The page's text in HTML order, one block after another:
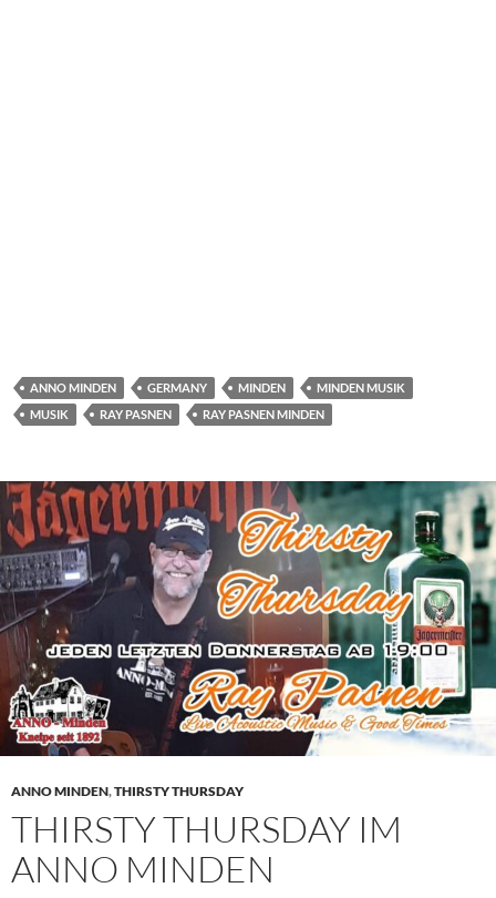
ANNO MINDEN GERMANY MINDEN
MINDEN MUSIK
MUSIK
RAY PASNEN RAY PASNEN MINDEN
ANNO MINDEN,THIRSTY THURSDAY
THIRSTY THURSDAY IM
ANNO MINDEN